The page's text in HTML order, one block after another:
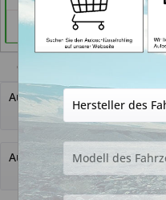
CLS-Klasse
Autoschlüssel mit Funk
Autoschlüsselgehäuse und